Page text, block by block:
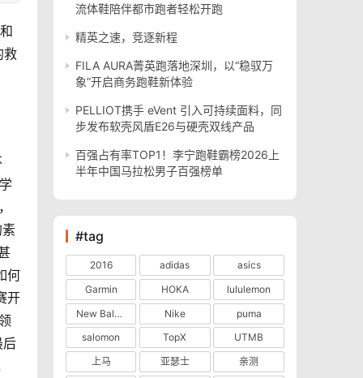
救
何
开
后
流体鞋陪伴都市跑者轻松开跑
精英之速，竞逐新程
FILA AURA菁英跑落地深圳，以“稳驭万
象”开启商务跑鞋新体验
PELLIOT携手 eVent 引入可持续面料，同
步发布软壳风盾E26与硬壳双线产品
百强占有率TOP1！李宁跑鞋霸榜2026上
半年中国马拉松男子百强榜单
#tag
2016 adidas
asics
Garmin
HOKA
lululemon
New Balance
Nike
puma
salomon
TopX
UTMB
上马
亚瑟士
亲测